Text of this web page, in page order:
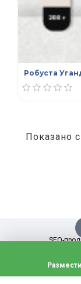
Робуста
Показано
SEO-